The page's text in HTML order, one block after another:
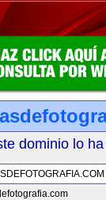
dominio lo